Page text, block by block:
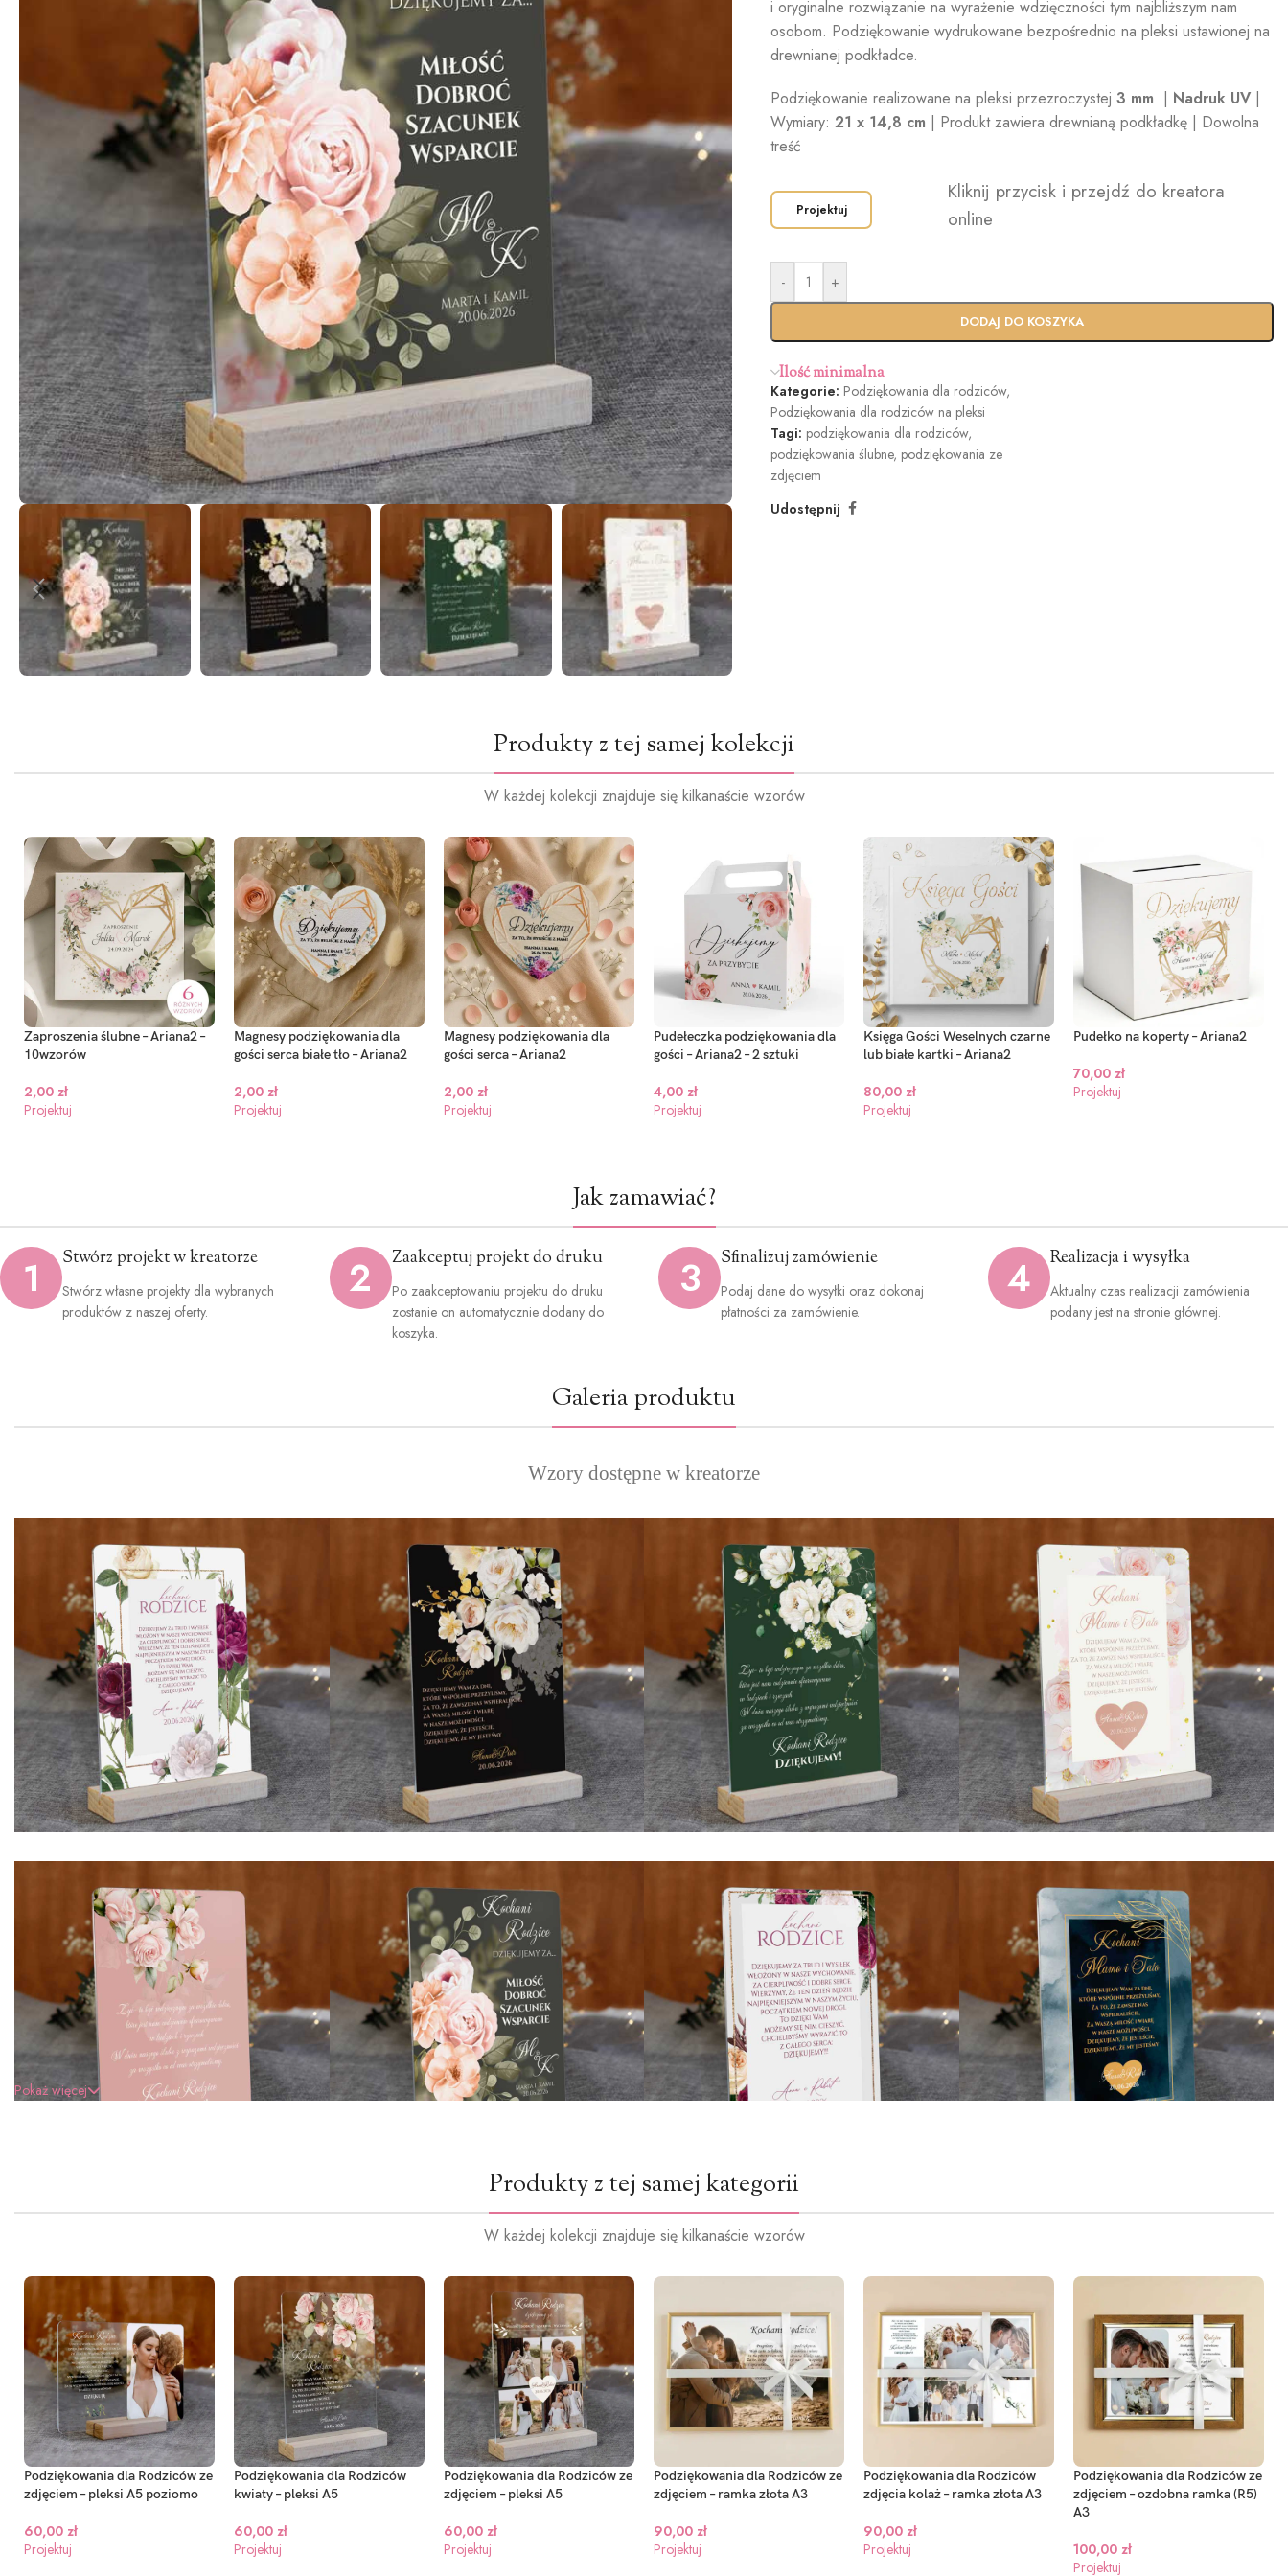
i oryginalne rozwiązanie na wyrażenie wdzięczności tym najbliższym nam
osobom. Podziękowanie wydrukowane bezpośrednio na pleksi ustawionej na
drewnianej podkładce.
Podziękowanie realizowane na pleksi przezroczystej 3 mm | Nadruk UV |
Wymiary: 21 x 14,8 cm | Produkt zawiera drewnianą podkładkę | Dowolna
treść
Projektuj
Kliknij przycisk i przejdź do kreatora
online
- +
DODAJ DO KOSZYKA
Ilość minimalna
Kategorie: Podziękowania dla rodziców,
Podziękowania dla rodziców na pleksi
Tagi: podziękowania dla rodziców,
podziękowania ślubne, podziękowania ze
zdjęciem
Udostępnij
Produkty z tej samej kolekcji
W każdej kolekcji znajduje się kilkanaście wzorów
Zaproszenia ślubne – Ariana2 –
10wzorów
2,00 zł
Projektuj
Magnesy podziękowania dla
gości serca białe tło – Ariana2
2,00 zł
Projektuj
Magnesy podziękowania dla
gości serca – Ariana2
2,00 zł
Projektuj
Pudełeczka podziękowania dla
gości – Ariana2 – 2 sztuki
4,00 zł
Projektuj
Księga Gości Weselnych czarne
lub białe kartki – Ariana2
80,00 zł
Projektuj
Pudełko na koperty – Ariana2
70,00 zł
Projektuj
Jak zamawiać?
1 Stwórz projekt w kreatorze
Stwórz własne projekty dla wybranych
produktów z naszej oferty.
2 Zaakceptuj projekt do druku
Po zaakceptowaniu projektu do druku
zostanie on automatycznie dodany do
koszyka.
3 Sfinalizuj zamówienie
Podaj dane do wysyłki oraz dokonaj
płatności za zamówienie.
4 Realizacja i wysyłka
Aktualny czas realizacji zamówienia
podany jest na stronie głównej.
Galeria produktu
Wzory dostępne w kreatorze
Pokaż więcej
Produkty z tej samej kategorii
W każdej kolekcji znajduje się kilkanaście wzorów
Podziękowania dla Rodziców ze
zdjęciem – pleksi A5 poziomo
60,00 zł
Projektuj
Podziękowania dla Rodziców
kwiaty – pleksi A5
60,00 zł
Projektuj
Podziękowania dla Rodziców ze
zdjęciem – pleksi A5
60,00 zł
Projektuj
Podziękowania dla Rodziców ze
zdjęciem – ramka złota A3
90,00 zł
Projektuj
Podziękowania dla Rodziców
zdjęcia kolaż – ramka złota A3
90,00 zł
Projektuj
Podziękowania dla Rodziców ze
zdjęciem – ozdobna ramka (R5)
A3
100,00 zł
Projektuj